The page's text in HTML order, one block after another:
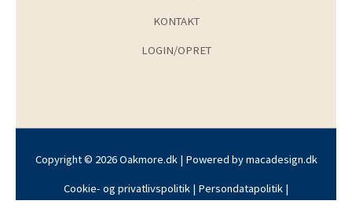
KONTAKT
LOGIN/OPRET
Copyright © 2026 Oakmore.dk | Powered bymacadesign.dk
Cookie- og privatlivspolitik | Persondatapolitik |